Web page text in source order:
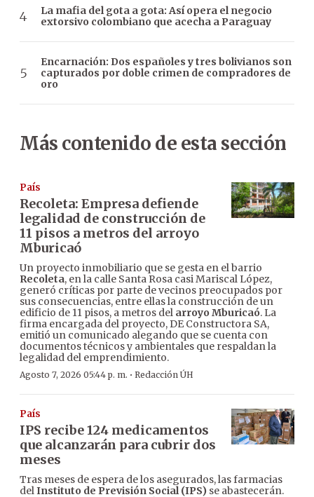
La mafia del gota a gota: Así opera el negocio
extorsivo colombiano que acecha a Paraguay
Encarnación: Dos españoles y tres bolivianos son
capturados por doble crimen de compradores de
oro
Más contenido de esta sección
País
Recoleta: Empresa defiende
legalidad de construcción de
11 pisos a metros del arroyo
Mburicaó
Un proyecto inmobiliario que se gesta en el barrio
Recoleta, en la calle Santa Rosa casi Mariscal López,
generó críticas por parte de vecinos preocupados por
sus consecuencias, entre ellas la construcción de un
edificio de 11 pisos, a metros del arroyo Mburicaó. La
firma encargada del proyecto, DE Constructora SA,
emitió un comunicado alegando que se cuenta con
documentos técnicos y ambientales que respaldan la
legalidad del emprendimiento.
Agosto 7, 2026 05:44 p. m. · Redacción ÚH
País
IPS recibe 124 medicamentos
que alcanzarán para cubrir dos
meses
Tras meses de espera de los asegurados, las farmacias
delInstituto de Previsión Social (IPS) se abastecerán.